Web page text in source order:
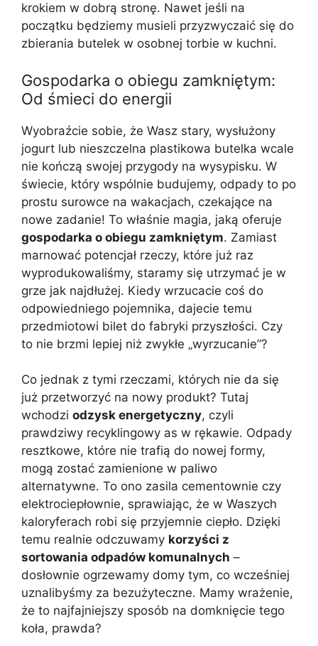
krokiem w dobrą stronę. Nawet jeśli na
początku będziemy musieli przyzwyczaić się do
zbierania butelek w osobnej torbie w kuchni.
Gospodarka o obiegu zamkniętym:
Od śmieci do energii
Wyobraźcie sobie, że Wasz stary, wysłużony
jogurt lub nieszczelna plastikowa butelka wcale
nie kończą swojej przygody na wysypisku. W
świecie, który wspólnie budujemy, odpady to po
prostu surowce na wakacjach, czekające na
nowe zadanie! To właśnie magia, jaką oferuje
gospodarka o obiegu zamkniętym. Zamiast
marnować potencjał rzeczy, które już raz
wyprodukowaliśmy, staramy się utrzymać je w
grze jak najdłużej. Kiedy wrzucacie coś do
odpowiedniego pojemnika, dajecie temu
przedmiotowi bilet do fabryki przyszłości. Czy
to nie brzmi lepiej niż zwykłe „wyrzucanie”?
Co jednak z tymi rzeczami, których nie da się
już przetworzyć na nowy produkt? Tutaj
wchodzi odzysk energetyczny, czyli
prawdziwy recyklingowy as w rękawie. Odpady
resztkowe, które nie trafią do nowej formy,
mogą zostać zamienione w paliwo
alternatywne. To ono zasila cementownie czy
elektrociepłownie, sprawiając, że w Waszych
kaloryferach robi się przyjemnie ciepło. Dzięki
temu realnie odczuwamy korzyści z
sortowania odpadów komunalnych –
dosłownie ogrzewamy domy tym, co wcześniej
uznalibyśmy za bezużyteczne. Mamy wrażenie,
że to najfajniejszy sposób na domknięcie tego
koła, prawda?